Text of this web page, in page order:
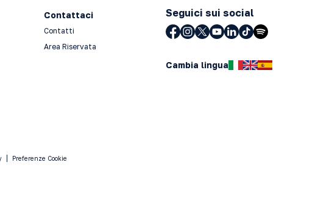
Contattaci
Contatti
Area Riservata
Seguici sui social
Cambia lingua
Preferenze Cookie